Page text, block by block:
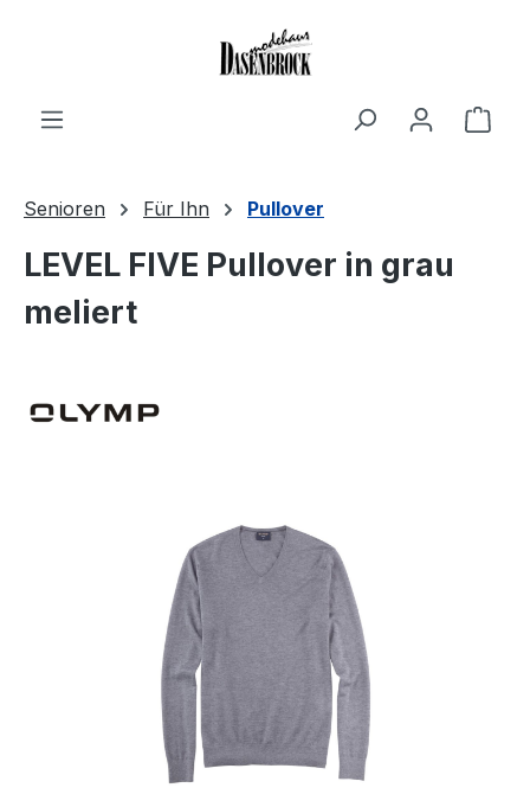
Senioren Für Ihn Pullover
LEVEL FIVE Pullover in grau
meliert
Bildergalerie überspringen